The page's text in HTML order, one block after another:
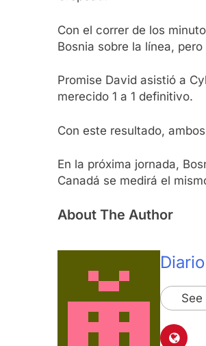
Con el correr de los
Bosnia sobre la línea,
Promise David asistió a
merecido 1 a 1 definitivo.
Con este resultado,
En la próxima jornada,
Canadá se medirá el
About The Author